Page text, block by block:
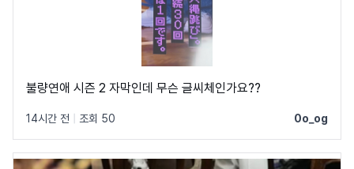
불량연애 시즌 2 자막인데 무슨 글씨체인가요??
14시간 전 조회 50 0o_og